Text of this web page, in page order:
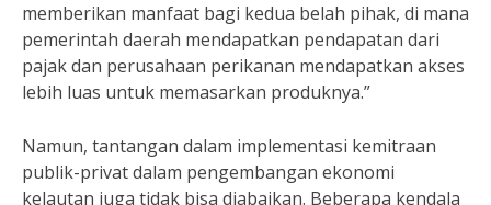
memberikan manfaat bagi kedua belah pihak, di mana
pemerintah daerah mendapatkan pendapatan dari
pajak dan perusahaan perikanan mendapatkan akses
lebih luas untuk memasarkan produknya.”
Namun, tantangan dalam implementasi kemitraan
publik-privat dalam pengembangan ekonomi
kelautan juga tidak bisa diabaikan. Beberapa kendala